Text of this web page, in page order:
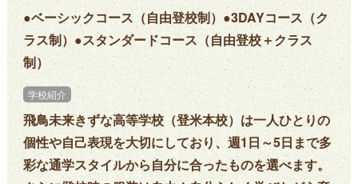
●ベーシックコース（自由登校制）●3DAYコース（ク
ラス制）●スタンダードコース（自由登校＋クラス
制）
学校紹介
飛鳥未来きずな高等学校（登米本校）は一人ひとりの
個性や自己表現を大切にしており、週1日～5日まで多
彩な通学スタイルから自分に合ったものを選べます。